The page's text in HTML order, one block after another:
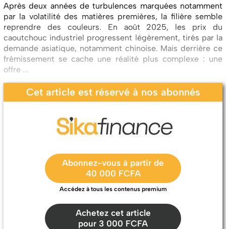
Après deux années de turbulences marquées notamment
par la volatilité des matières premières, la filière semble
reprendre des couleurs. En août 2025, les prix du
caoutchouc industriel progressent légèrement, tirés par la
demande asiatique, notamment chinoise. Mais derrière ce
frémissement se cache une réalité plus complexe : une
offre ...
Cet article est réservé à nos abonnés
Abonnez-vous à partir de
40 000 FCFA
Accédez à tous les contenus premium
Achetez cet article
pour 3 000 FCFA